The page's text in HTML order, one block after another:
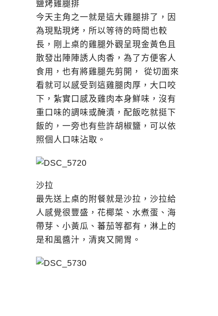
鹽烤雞腿排
今天主角之一就是這大雞腿排了，因
為現點現烤，所以等待的時間也較
長，剛上桌的雞腿外觀呈現金黃色且
散發出陣陣誘人肉香，為了方便客人
食用，也有將雞腿先剪開， 從切面來
看就可以感受到這雞腿肉厚，大口咬
下，紮實口感及雞肉本身鮮味，沒有
重口味的調味或醃漬，配飯吃就挺下
飯的，一旁也有些許胡椒鹽，可以依
照個人口味沾取。
沙拉
最先送上桌的附餐就是沙拉，沙拉給
人感覺很豐盛，花椰菜、水煮蛋、海
帶芽、小黃瓜、蕃茄等都有，淋上的
是和風醬汁，清爽又開胃。